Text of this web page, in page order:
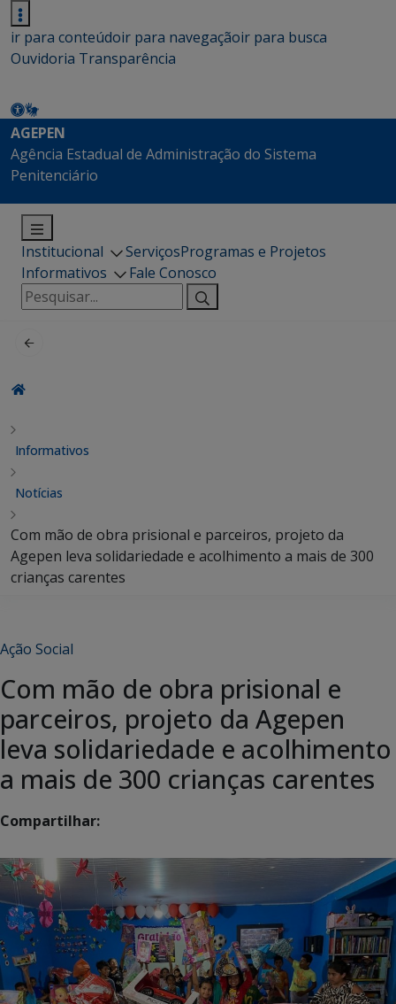
ir para conteúdoir para navegaçãoir para busca
Ouvidoria Transparência
AGEPEN
Agência Estadual de Administração do Sistema
Penitenciário
Institucional ServiçosProgramas e Projetos
Informativos
Fale Conosco
Pesquisar
por:
Informativos
Notícias
Com mão de obra prisional e parceiros, projeto da
Agepen leva solidariedade e acolhimento a mais de 300
crianças carentes
Ação Social
Com mão de obra prisional e
parceiros, projeto da Agepen
leva solidariedade e acolhimento
a mais de 300 crianças carentes
Compartilhar: